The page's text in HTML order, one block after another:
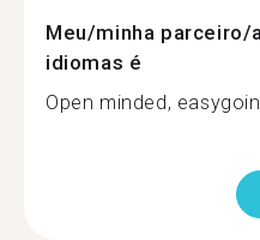
Meu/minha parceiro/
idiomas é
Open minded,